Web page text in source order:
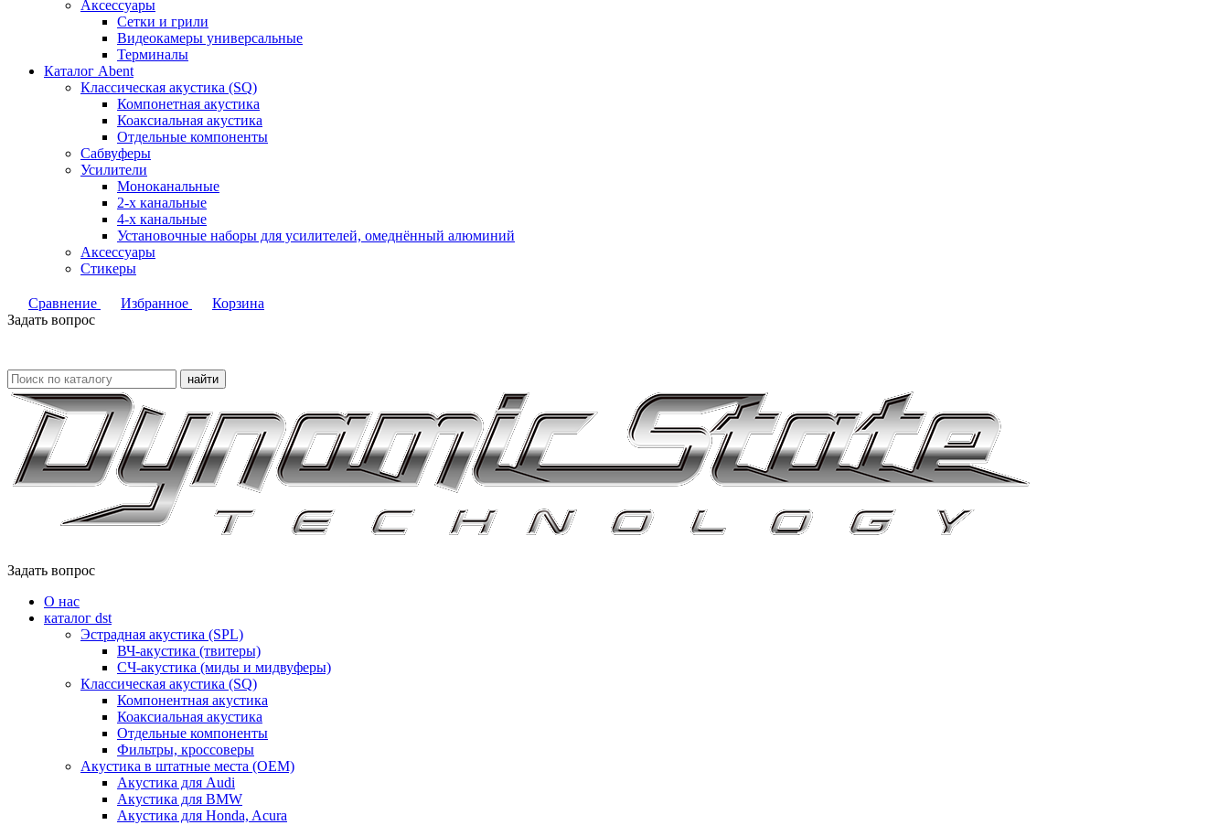
Аксессуары
Сетки и грили
Видеокамеры универсальные
Терминалы
Каталог Abent
Классическая акустика (SQ)
Компонетная акустика
Коаксиальная акустика
Отдельные компоненты
Сабвуферы
Усилители
Моноканальные
2-х канальные
4-х канальные
Установочные наборы для усилителей, омеднённый алюминий
Аксессуары
Стикеры
Сравнение Избранное
Корзина
Задать вопрос
найти
Задать вопрос
О нас
каталог dst
Эстрадная акустика (SPL)
ВЧ-акустика (твитеры)
СЧ-акустика (миды и мидвуферы)
Классическая акустика (SQ)
Компонентная акустика
Коаксиальная акустика
Отдельные компоненты
Фильтры, кроссоверы
Акустика в штатные места (OEM)
Акустика для Audi
Акустика для BMW
Акустика для Honda, Acura